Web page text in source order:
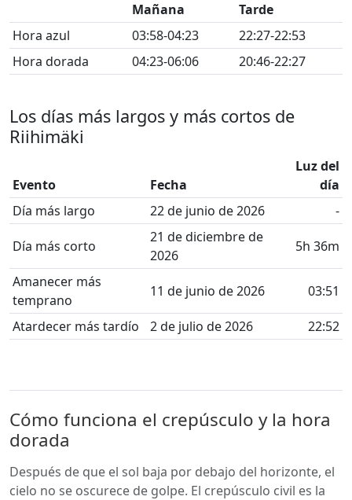
Mañana
Tarde
Hora azul
03:58-04:23
22:27-22:53
Hora dorada
04:23-06:06 20:46-22:27
Los días más largos y más cortos de
Riihimäki
Evento Fecha
Luz del
día
Día más largo
22 de junio de 2026 -
Día más corto
21 de diciembre de
2026
5h 36m
Amanecer más
temprano
11 de junio de 2026 03:51
Atardecer más tardío 2 de julio de 2026 22:52
Cómo funciona el crepúsculo y la hora
dorada
Después de que el sol baja por debajo del horizonte, el
cielo no se oscurece de golpe. El crepúsculo civil es la